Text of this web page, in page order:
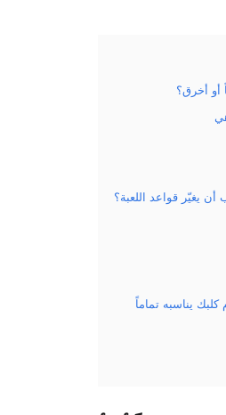
أو أخرق؟
أن يغيّر قواعد اللعبة؟
يناسبه تماماً